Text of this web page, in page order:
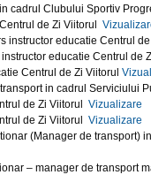
cadrul Clubului Sportiv
de Zi Viitorul
instructor educatie Centrul de
educatie Centrul de
Centrul de Zi Viitorul
in cadrul Serviciului
de Zi Viitorul Vizualizare
de Zi Viitorul Vizualizare
(Manager de transport)
– manager de transport